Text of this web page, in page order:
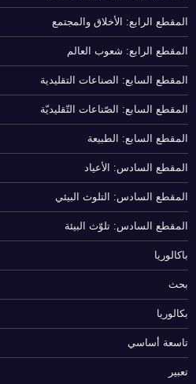
المقطع الرابع: الأخلاق والمجتمع
المقطع الرابع: شعوب العالم
المقطع السابع: الصناعات التقليدية
المقطع السابع: الصّناعات التّقليديّة
المقطع السابع: الطبيعة
المقطع السادس: الأعياد
المقطع السادس: التلوث البيئي
المقطع السادس: تلوّث البيئة
باكالوريا
بحث
بكالوريا
تاسعة أساسي
تعبير